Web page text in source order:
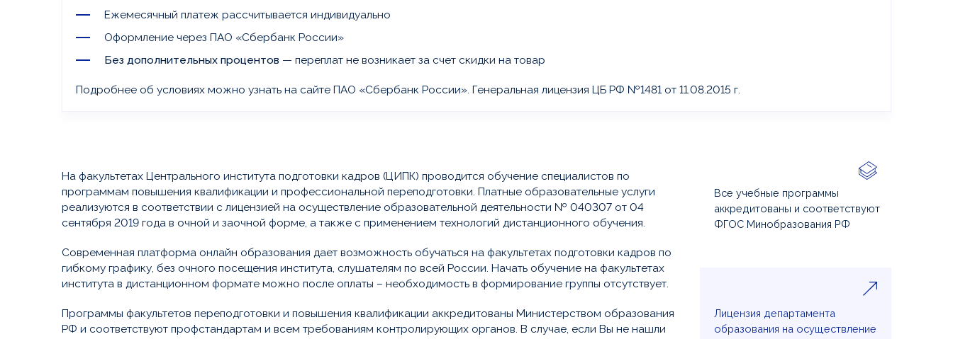
Ежемесячный платеж рассчитывается индивидуально
Оформление через ПАО «Сбербанк России»
Без дополнительных процентов — переплат не возникает за счет скидки на товар
Подробнее об условиях можно узнать на сайте ПАО «Сбербанк России». Генеральная лицензия ЦБ РФ №1481 от 11.08.2015 г.
На факультетах Центрального института подготовки кадров (ЦИПК) проводится обучение специалистов по
программам повышения квалификации и профессиональной переподготовки. Платные образовательные услуги
реализуются в соответствии с лицензией на осуществление образовательной деятельности № 040307 от 04
сентября 2019 года в очной и заочной форме, а также с применением технологий дистанционного обучения.
Современная платформа онлайн образования дает возможность обучаться на факультетах подготовки кадров по
гибкому графику, без очного посещения института, слушателям по всей России. Начать обучение на факультетах
института в дистанционном формате можно после оплаты – необходимость в формирование группы отсутствует.
Программы факультетов переподготовки и повышения квалификации аккредитованы Министерством образования
РФ и соответствуют профстандартам и всем требованиям контролирующих органов. В случае, если Вы не нашли
Все учебные программы
аккредитованы и соответствуют
ФГОС Минобразования РФ
Лицензия департамента
образования на осуществление